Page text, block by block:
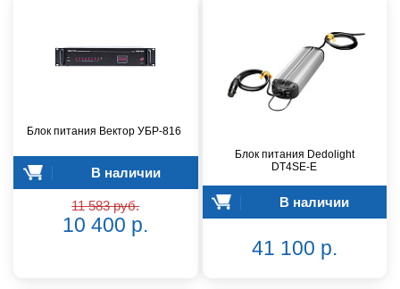
Блок питания Вектор УБР-816
В наличии
11 583 руб.
10 400 р.
Блок питания Dedolight
DT4SE-E
В наличии
41 100 р.